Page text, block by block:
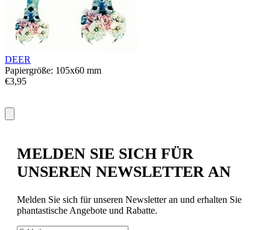
DEER
Papiergröße: 105x60 mm
€3,95
MELDEN SIE SICH FÜR
UNSEREN NEWSLETTER AN
Melden Sie sich für unseren Newsletter an und erhalten Sie
phantastische Angebote und Rabatte.